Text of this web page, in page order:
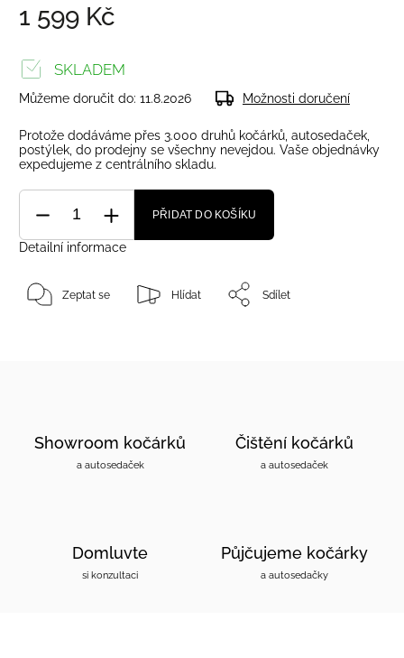
1 599 Kč
SKLADEM
Můžeme doručit do: 11.8.2026 Možnosti doručení
Protože dodáváme přes 3.000 druhů kočárků, autosedaček,
postýlek, do prodejny se všechny nevejdou. Vaše objednávky
expedujeme z centrálního skladu.
PŘIDAT DO KOŠÍKU
Detailní informace
Zeptat se Hlídat Sdílet
Showroom kočárků
a autosedaček
Čištění kočárků
a autosedaček
Domluvte
si konzultaci
Půjčujeme kočárky
a autosedačky